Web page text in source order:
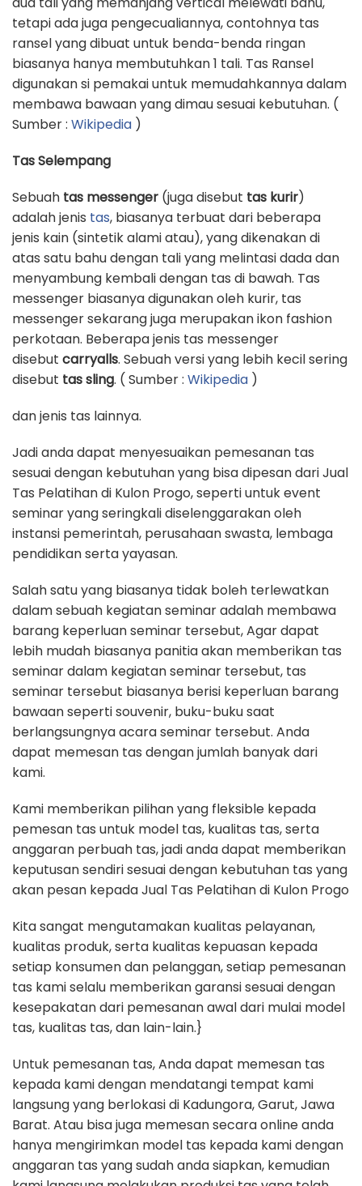
tetapi ada juga pengecualiannya, contohnya tas
ransel yang dibuat untuk benda-benda ringan
biasanya hanya membutuhkan 1 tali. Tas Ransel
digunakan si pemakai untuk memudahkannya dalam
membawa bawaan yang dimau sesuai kebutuhan. (
Sumber : Wikipedia )
Tas Selempang
Sebuah tas messenger (juga disebut tas kurir)
adalah jenis tas, biasanya terbuat dari beberapa
jenis kain (sintetik alami atau), yang dikenakan di
atas satu bahu dengan tali yang melintasi dada dan
menyambung kembali dengan tas di bawah. Tas
messenger biasanya digunakan oleh kurir, tas
messenger sekarang juga merupakan ikon fashion
perkotaan. Beberapa jenis tas messenger
disebut carryalls. Sebuah versi yang lebih kecil sering
disebut tas sling. ( Sumber : Wikipedia )
dan jenis tas lainnya.
Jadi anda dapat menyesuaikan pemesanan tas
sesuai dengan kebutuhan yang bisa dipesan dari Jual
Tas Pelatihan di Kulon Progo, seperti untuk event
seminar yang seringkali diselenggarakan oleh
instansi pemerintah, perusahaan swasta, lembaga
pendidikan serta yayasan.
Salah satu yang biasanya tidak boleh terlewatkan
dalam sebuah kegiatan seminar adalah membawa
barang keperluan seminar tersebut, Agar dapat
lebih mudah biasanya panitia akan memberikan tas
seminar dalam kegiatan seminar tersebut, tas
seminar tersebut biasanya berisi keperluan barang
bawaan seperti souvenir, buku-buku saat
berlangsungnya acara seminar tersebut. Anda
dapat memesan tas dengan jumlah banyak dari
kami.
Kami memberikan pilihan yang fleksible kepada
pemesan tas untuk model tas, kualitas tas, serta
anggaran perbuah tas, jadi anda dapat memberikan
keputusan sendiri sesuai dengan kebutuhan tas yang
akan pesan kepada Jual Tas Pelatihan di Kulon Progo
Kita sangat mengutamakan kualitas pelayanan,
kualitas produk, serta kualitas kepuasan kepada
setiap konsumen dan pelanggan, setiap pemesanan
tas kami selalu memberikan garansi sesuai dengan
kesepakatan dari pemesanan awal dari mulai model
tas, kualitas tas, dan lain-lain.}
Untuk pemesanan tas, Anda dapat memesan tas
kepada kami dengan mendatangi tempat kami
langsung yang berlokasi di Kadungora, Garut, Jawa
Barat. Atau bisa juga memesan secara online anda
hanya mengirimkan model tas kepada kami dengan
anggaran tas yang sudah anda siapkan, kemudian